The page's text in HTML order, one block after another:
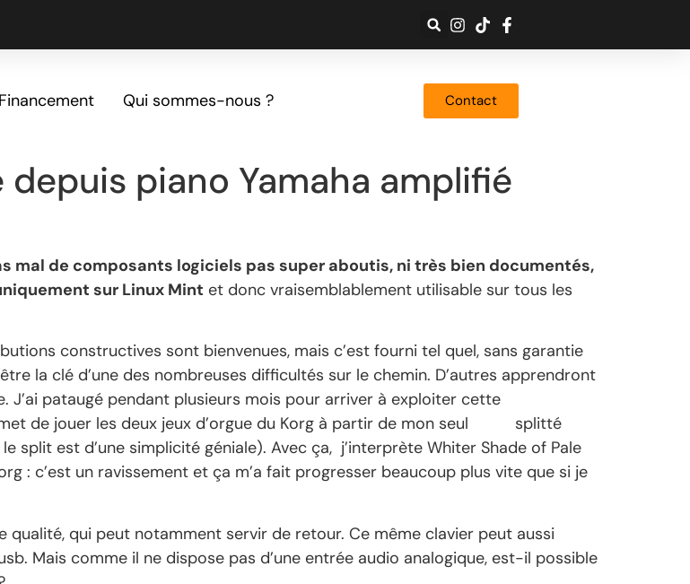
Financement Qui sommes-nous ? Contact
piano Yamaha amplifié
mal de composants logiciels pas super aboutis, ni très bien documentés,
sur Linux Mint et donc vraisemblablement utilisable sur tous les
constructives sont bienvenues, mais c’est fourni tel quel, sans garantie
la clé d’une des nombreuses difficultés sur le chemin. D’autres apprendront
pataugé pendant plusieurs mois pour arriver à exploiter cette
de jouer les deux jeux d’orgue du Korg à partir de mon seul
splitté
split est d’une simplicité géniale). Avec ça, j’interprète Whiter Shade of Pale
: c’est un ravissement et ça m’a fait progresser beaucoup plus vite que si je
qualité, qui peut notamment servir de retour. Ce même clavier peut aussi
Mais comme il ne dispose pas d’une entrée audio analogique, est-il possible